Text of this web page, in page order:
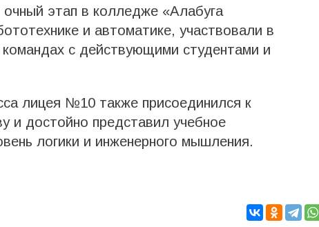
этап в колледже «Алабуга
и автоматике, участвовали в
с действующими студентами и
лицея №10 также присоединился к
и достойно представил учебное
логики и инженерного мышления.